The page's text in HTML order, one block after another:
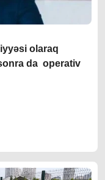
olaraq
da operativ